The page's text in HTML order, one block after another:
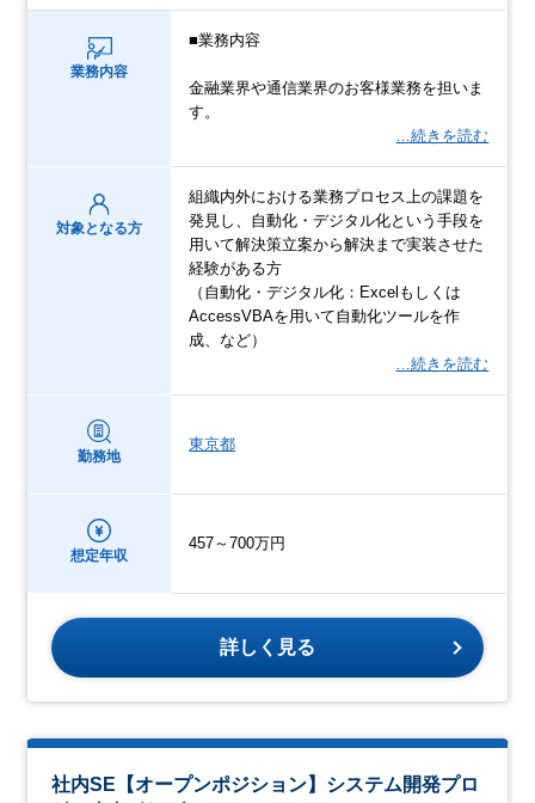
業務内容
■業務内容
金融業界や通信業界のお客様業務を担いま
す。
…続きを読む
対象となる方
組織内外における業務プロセス上の課題を
発見し、自動化・デジタル化という手段を
用いて解決策立案から解決まで実装させた
経験がある方
（自動化・デジタル化：Excelもしくは
AccessVBAを用いて自動化ツールを作
成、など）
…続きを読む
勤務地
東京都
想定年収
457～700万円
詳しく見る
社内SE【オープンポジション】システム開発プロ